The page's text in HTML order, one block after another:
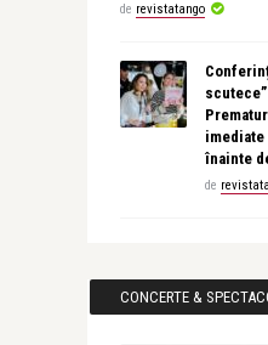
de revistatango
înainte
de
CONCERTE &